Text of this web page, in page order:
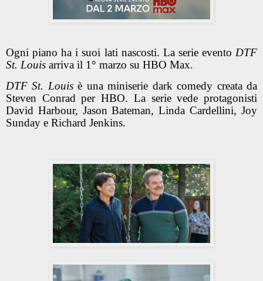
Ogni piano ha i suoi lati nascosti. La serie evento DTF
St. Louis arriva il 1° marzo su HBO Max.
DTF St. Louisè una miniserie dark comedy creata da
Steven Conrad per HBO. La serie vede protagonisti
David Harbour, Jason Bateman, Linda Cardellini, Joy
Sunday e Richard Jenkins.